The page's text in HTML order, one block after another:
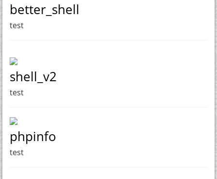
better_shell
test
shell_v2
test
phpinfo
test